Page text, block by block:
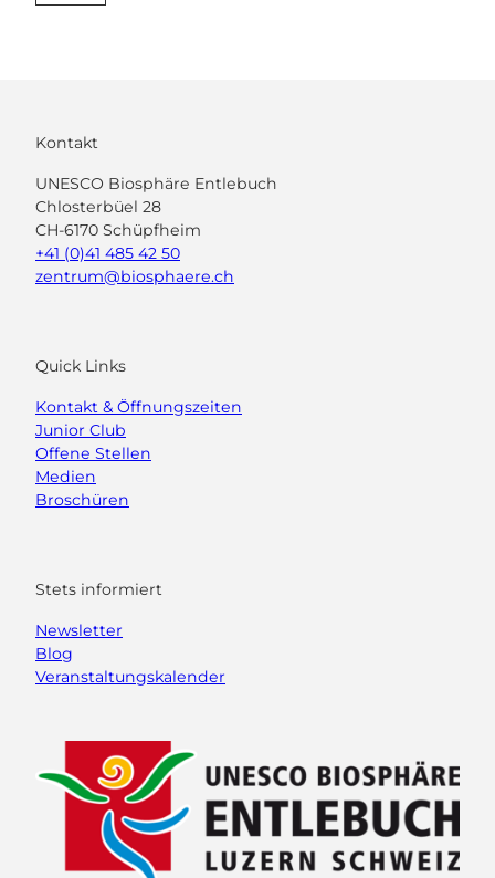
Kontakt
UNESCO Biosphäre Entlebuch
Chlosterbüel 28
CH-6170 Schüpfheim
+41 (0)41 485 42 50
zentrum@biosphaere.ch
Quick Links
Kontakt & Öffnungszeiten
Junior Club
Offene Stellen
Medien
Broschüren
Stets informiert
Newsletter
Blog
Veranstaltungskalender